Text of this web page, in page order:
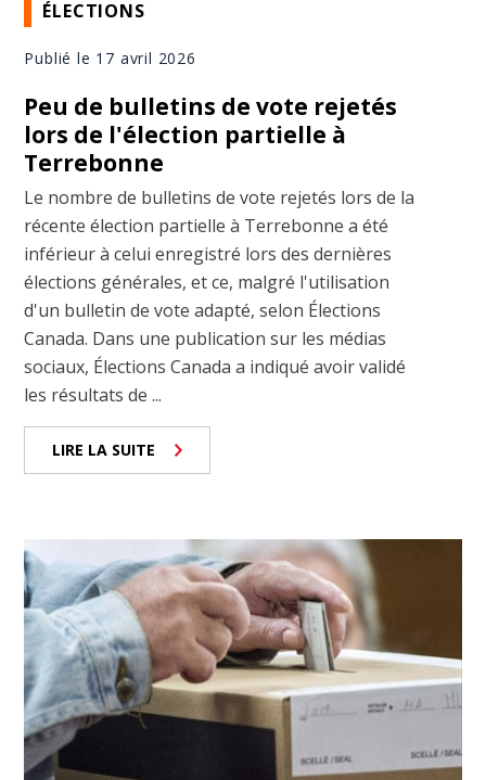
ÉLECTIONS
Publié le 17 avril 2026
Peu de bulletins de vote rejetés
lors de l'élection partielle à
Terrebonne
Le nombre de bulletins de vote rejetés lors de la
récente élection partielle à Terrebonne a été
inférieur à celui enregistré lors des dernières
élections générales, et ce, malgré l'utilisation
d'un bulletin de vote adapté, selon Élections
Canada. Dans une publication sur les médias
sociaux, Élections Canada a indiqué avoir validé
les résultats de ...
LIRE LA SUITE